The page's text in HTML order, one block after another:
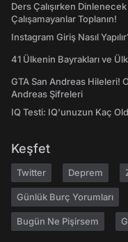
Ders Çalışırken
Çalışamayanlar Toplanın!
Instagram Giriş Nasıl
41 Ülkenin Bayrakları ve
GTA San Andreas Hileleri!
Andreas Şifreleri
IQ Testi: IQ'unuzun Kaç
Keşfet
Twitter Deprem
Günlük Burç Yorumları
Bugün Ne Pişirsem